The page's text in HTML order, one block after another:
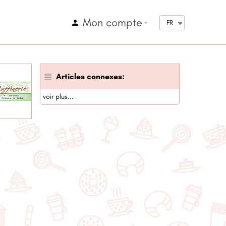
Mon comptearrow_drop_down FR
Articles connexes:
voir plus...